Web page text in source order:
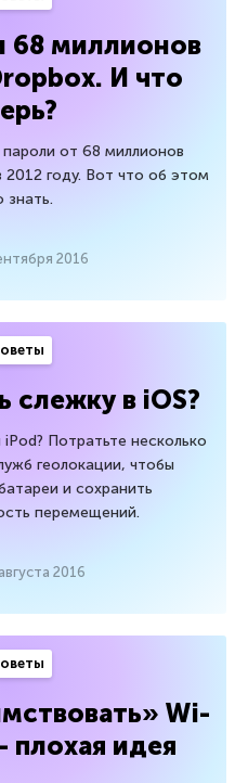
68 миллионов
И что
пароли от 68 миллионов
2012 году. Вот что об этом
знать.
2016
слежку в iOS?
Потратьте несколько
геолокации, чтобы
и сохранить
перемещений.
2016
Wi-
плохая идея